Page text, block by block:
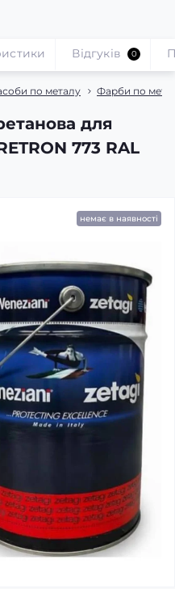
по металу Фарби по
для
773 RAL
Відгуків 0
немає в наявності